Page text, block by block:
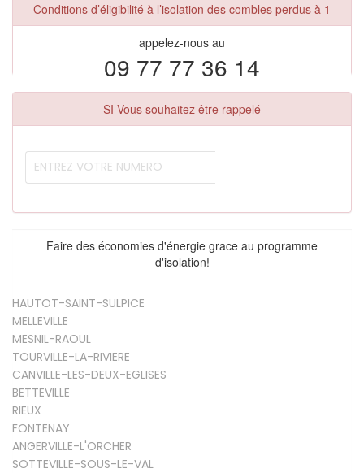
Conditions d’éligibilité à l’isolation des combles perdus à 1
appelez-nous au
09 77 77 36 14
SI Vous souhaitez être rappelé
Faire des économies d'énergie grace au programme
d'isolation!
HAUTOT-SAINT-SULPICE
MELLEVILLE
MESNIL-RAOUL
TOURVILLE-LA-RIVIERE
CANVILLE-LES-DEUX-EGLISES
BETTEVILLE
RIEUX
FONTENAY
ANGERVILLE-L'ORCHER
SOTTEVILLE-SOUS-LE-VAL